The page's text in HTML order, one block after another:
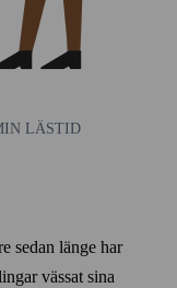
LÄSTID
sedan länge har
vässat sina